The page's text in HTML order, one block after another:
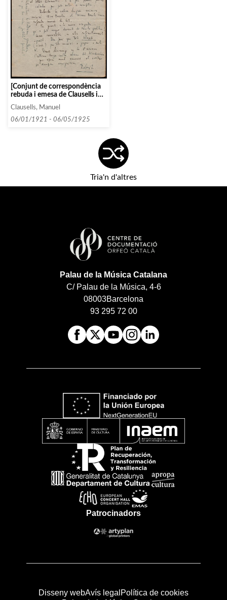
[Conjunt de correspondència
rebuda i emesa de Clausells i
Clausells, Manuel
06/01/1921 - 06/05/1925
Tria'n d'altres
Palau de la Música Catalana
C/ Palau de la Música, 4-6
08003Barcelona
93 295 72 00
Patrocinadors
Disseny webAvís legal Política de cookies